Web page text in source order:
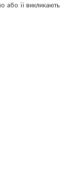
або її викликають